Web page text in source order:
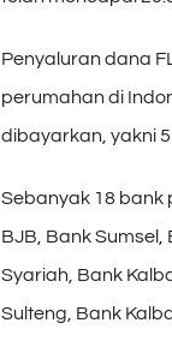
Penyaluran dana
perumahan di
dibayarkan, yakni
Sebanyak 18 bank
BJB, Bank
Syariah, Bank
Sulteng, Bank